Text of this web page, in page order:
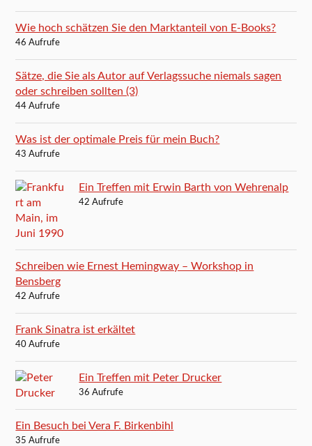
Wie hoch schätzen Sie den Marktanteil von E-Books?
46 Aufrufe
Sätze, die Sie als Autor auf Verlagssuche niemals sagen
oder schreiben sollten (3)
44 Aufrufe
Was ist der optimale Preis für mein Buch?
43 Aufrufe
Ein Treffen mit Erwin Barth von Wehrenalp
42 Aufrufe
Schreiben wie Ernest Hemingway – Workshop in
Bensberg
42 Aufrufe
Frank Sinatra ist erkältet
40 Aufrufe
Ein Treffen mit Peter Drucker
36 Aufrufe
Ein Besuch bei Vera F. Birkenbihl
35 Aufrufe